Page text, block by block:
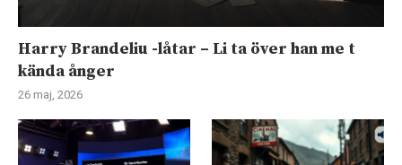
Harry Brandeliu -låtar – Li ta över han me t
kända ånger
26 maj, 2026